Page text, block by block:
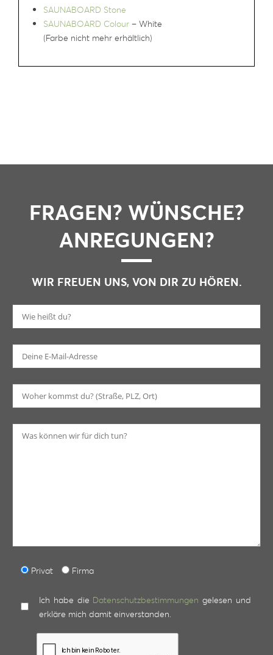
SAUNABOARD Stone
SAUNABOARD Colour – White
(Farbe nicht mehr erhältlich)
FRAGEN? WÜNSCHE?
ANREGUNGEN?
WIR FREUEN UNS, VON DIR ZU HÖREN.
Privat Firma
Ich habe die Datenschutzbestimmungen gelesen und
erkläre mich damit einverstanden.